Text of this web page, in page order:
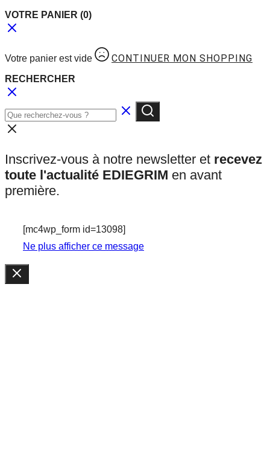
VOTRE PANIER (0)
Votre panier est vide CONTINUER MON SHOPPING
RECHERCHER
Inscrivez-vous à notre newsletter et recevez
toute l'actualité EDIEGRIM en avant
première.
[mc4wp_form id=13098]
Ne plus afficher ce message